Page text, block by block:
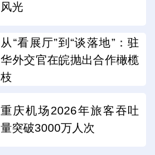
风光
从“看展厅”到“谈落地”：驻
华外交官在皖抛出合作橄榄
枝
重庆机场2026年旅客吞吐
量突破3000万人次